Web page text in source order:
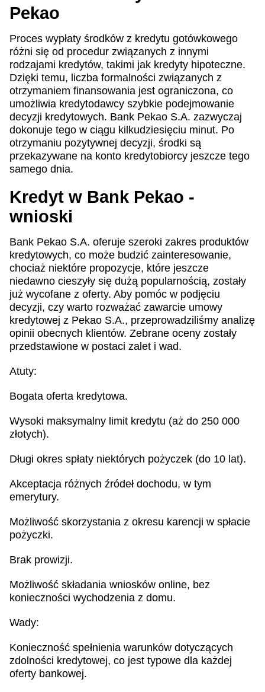
Pekao
Proces wypłaty środków z kredytu gotówkowego
różni się od procedur związanych z innymi
rodzajami kredytów, takimi jak kredyty hipoteczne.
Dzięki temu, liczba formalności związanych z
otrzymaniem finansowania jest ograniczona, co
umożliwia kredytodawcy szybkie podejmowanie
decyzji kredytowych. Bank Pekao S.A. zazwyczaj
dokonuje tego w ciągu kilkudziesięciu minut. Po
otrzymaniu pozytywnej decyzji, środki są
przekazywane na konto kredytobiorcy jeszcze tego
samego dnia.
Kredyt w Bank Pekao -
wnioski
Bank Pekao S.A. oferuje szeroki zakres produktów
kredytowych, co może budzić zainteresowanie,
chociaż niektóre propozycje, które jeszcze
niedawno cieszyły się dużą popularnością, zostały
już wycofane z oferty. Aby pomóc w podjęciu
decyzji, czy warto rozważać zawarcie umowy
kredytowej z Pekao S.A., przeprowadziliśmy analizę
opinii obecnych klientów. Zebrane oceny zostały
przedstawione w postaci zalet i wad.
Atuty:
Bogata oferta kredytowa.
Wysoki maksymalny limit kredytu (aż do 250 000
złotych).
Długi okres spłaty niektórych pożyczek (do 10 lat).
Akceptacja różnych źródeł dochodu, w tym
emerytury.
Możliwość skorzystania z okresu karencji w spłacie
pożyczki.
Brak prowizji.
Możliwość składania wniosków online, bez
konieczności wychodzenia z domu.
Wady:
Konieczność spełnienia warunków dotyczących
zdolności kredytowej, co jest typowe dla każdej
oferty bankowej.